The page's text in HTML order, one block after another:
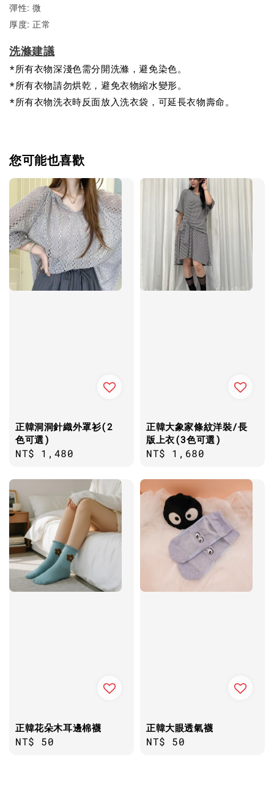
彈性: 微
厚度: 正常
洗滌建議
*所有衣物深淺色需分開洗滌，避免染色。
*所有衣物請勿烘乾，避免衣物縮水變形。
*所有衣物洗衣時反面放入洗衣袋，可延長衣物壽命。
您可能也喜歡
正韓洞洞針織外罩衫(2
色可選)
Regular
NT$ 1,480
正韓大象家條紋洋裝/長
版上衣(3色可選)
Regular
NT$ 1,680
正韓花朵木耳邊棉襪
Regular
NT$ 50
正韓大眼透氣襪
Regular
NT$ 50